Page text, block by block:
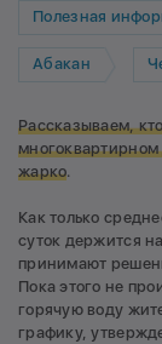
Полезная
Абакан
Рассказываем,
многоквартирном
жарко.
Как только
суток держится
принимают
Пока этого не
горячую воду
графику,